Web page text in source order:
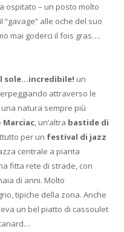
ospitato – un posto molto
alle oche del suo
mai goderci il fois gras….
sole…incredibile! un
attraverso le
natura sempre più
Marciac, un’altra bastide di
per un festival di jazz
centrale a pianta
fitta rete di strade, con
di anni. Molto
tipiche della zona. Anche
un bel piatto di cassoulet